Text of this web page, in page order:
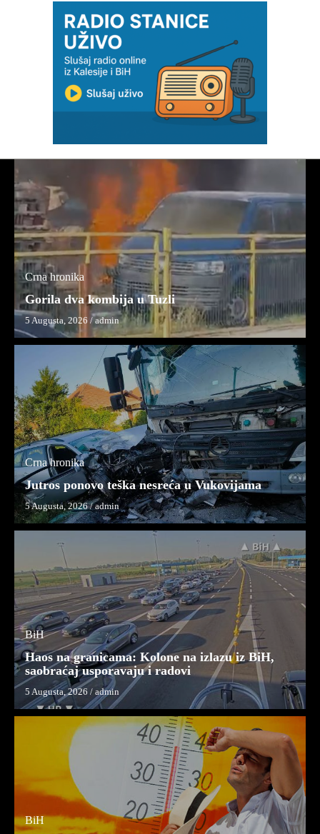
Crna hronika
Gorila dva kombija u Tuzli
5 Augusta, 2026 /admin
Crna hronika
Jutros ponovo teška nesreća u Vukovijama
5 Augusta, 2026/admin
BiH
Haos na granicama: Kolone na izlazu iz BiH,
saobraćaj usporavaju i radovi
5 Augusta, 2026 / admin
BiH